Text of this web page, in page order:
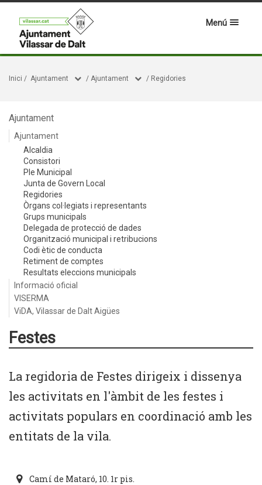
Menú
Inici / Ajuntament / Ajuntament / Regidories
Ajuntament
Ajuntament
Alcaldia
Consistori
Ple Municipal
Junta de Govern Local
Regidories
Òrgans col·legiats i representants
Grups municipals
Delegada de protecció de dades
Organització municipal i retribucions
Codi ètic de conducta
Retiment de comptes
Resultats eleccions municipals
Informació oficial
VISERMA
ViDA, Vilassar de Dalt Aigües
Festes
La regidoria de Festes dirigeix i dissenya
les activitats en l'àmbit de les festes i
activitats populars en coordinació amb les
entitats de la vila.
Camí de Mataró, 10. 1r pis.